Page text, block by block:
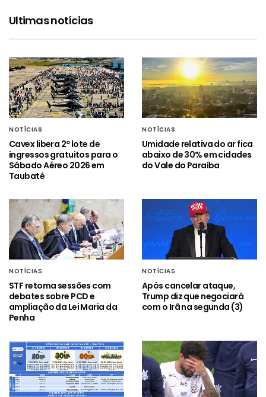
Ultimas notícias
NOTÍCIAS
Cavex libera 2º lote de
ingressos gratuitos para o
Sábado Aéreo 2026 em
Taubaté
NOTÍCIAS
Umidade relativa do ar fica
abaixo de 30% em cidades
do Vale do Paraíba
NOTÍCIAS
STF retoma sessões com
debates sobre PCD e
ampliação da Lei Maria da
Penha
NOTÍCIAS
Após cancelar ataque,
Trump diz que negociará
com o Irã na segunda (3)